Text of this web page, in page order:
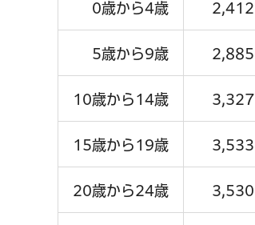
0歳から4歳 2,412
5歳から9歳 2,885
10歳から14歳 3,327
15歳から19歳 3,533
20歳から24歳 3,530